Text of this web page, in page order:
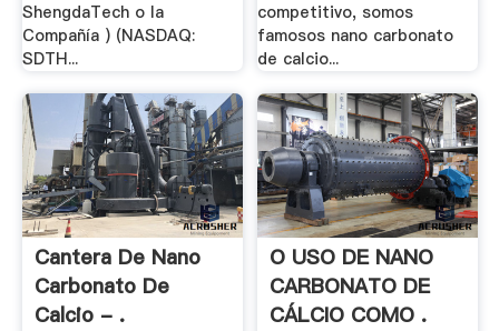
ShengdaTech o la
Compañía ) (NASDAQ:
SDTH...
competitivo, somos
famosos nano carbonato
de calcio...
Cantera De Nano
Carbonato De
Calcio - .
O USO DE NANO
CARBONATO DE
CÁLCIO COMO .